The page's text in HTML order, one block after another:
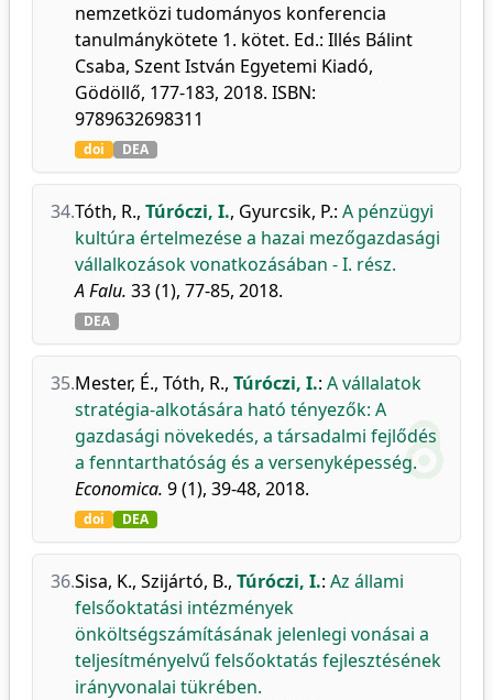
nemzetközi tudományos konferencia
tanulmánykötete 1. kötet. Ed.: Illés Bálint
Csaba, Szent István Egyetemi Kiadó,
Gödöllő, 177-183, 2018. ISBN:
9789632698311
doi DEA
34.Tóth, R., Túróczi, I., Gyurcsik, P.: A pénzügyi
kultúra értelmezése a hazai mezőgazdasági
vállalkozások vonatkozásában - I. rész.
A Falu. 33 (1), 77-85, 2018.
DEA
35.Mester, É., Tóth, R., Túróczi, I.: A vállalatok
stratégia-alkotására ható tényezők: A
gazdasági növekedés, a társadalmi fejlődés
a fenntarthatóság és a versenyképesség.
Economica. 9 (1), 39-48, 2018.
doi DEA
36.Sisa, K., Szijártó, B., Túróczi, I.: Az állami
felsőoktatási intézmények
önköltségszámításának jelenlegi vonásai a
teljesítményelvű felsőoktatás fejlesztésének
irányvonalai tükrében.